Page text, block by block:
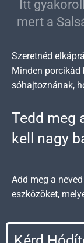
Itt
mert a
Szeretnéd
Minden porcikád
sóhajtoznának,
Tedd meg
kell nagy
Add meg a
eszközöket,